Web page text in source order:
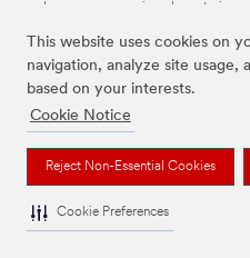
This website uses cookies on
navigation, analyze site usage,
based on your interests.
Cookie Notice
Reject Non-Essential Cookies
Cookie Preferences
Las marcas mencionadas